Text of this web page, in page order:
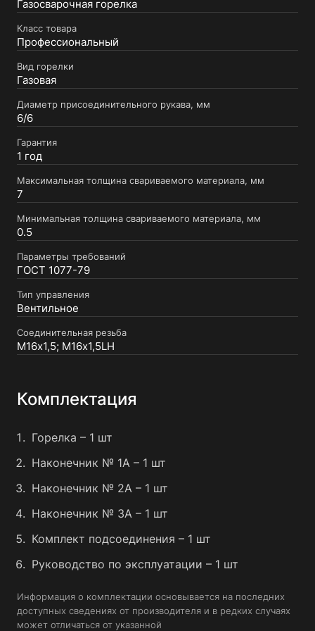
Газосварочная горелка
Класс товара
Профессиональный
Вид горелки
Газовая
Диаметр присоединительного рукава, мм
6/6
Гарантия
1 год
Максимальная толщина свариваемого материала, мм
7
Минимальная толщина свариваемого материала, мм
0.5
Параметры требований
ГОСТ 1077-79
Тип управления
Вентильное
Соединительная резьба
М16х1,5; М16х1,5LH
Комплектация
Горелка – 1 шт
Наконечник № 1А – 1 шт
Наконечник № 2А – 1 шт
Наконечник № 3А – 1 шт
Комплект подсоединения – 1 шт
Руководство по эксплуатации – 1 шт
Информация о комплектации основывается на последних
доступных сведениях от производителя и в редких случаях
может отличаться от указанной